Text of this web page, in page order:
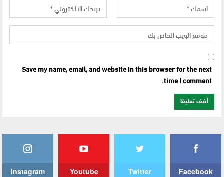
Save my name, email, and website in this browser for the next
time I comment.
Facebook
Twitter
Youtube
Instagram